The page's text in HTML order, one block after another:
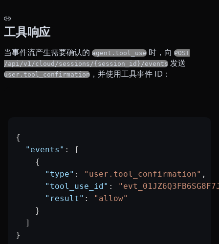
工具响应
当事件流产生需要确认的 agent.tool_use 时，向 POST
/api/v1/cloud/sessions/{session_id}/events 发送
user.tool_confirmation ，并使用工具事件 ID：
{
  "events"
: [
    {
      "type"
: "user.tool_confirmation" ,
      "tool_use_id"
:
      "result"
:
"allow"
    }
  ]
}